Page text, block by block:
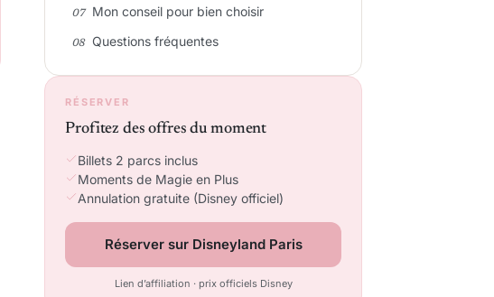
Mon conseil pour bien choisir
Questions fréquentes
RÉSERVER
Profitez des offres du moment
Billets 2 parcs inclus
Moments de Magie en Plus
Annulation gratuite (Disney officiel)
Réserver sur Disneyland Paris
Lien d’affiliation · prix officiels Disney